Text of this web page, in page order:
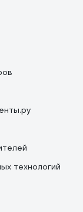
технологий